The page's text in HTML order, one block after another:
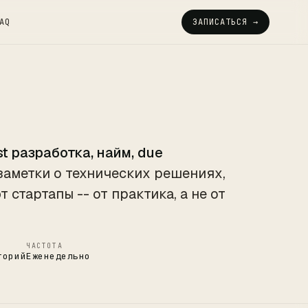
ЗАПИСАТЬСЯ →
разработка, найм, due
о технических решениях,
-- от практика, а не от
ЧАСТОТА
Еженедельно